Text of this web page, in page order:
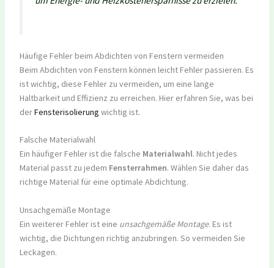
Häufige Fehler beim Abdichten von Fenstern vermeiden
Beim Abdichten von Fenstern können leicht Fehler passieren. Es
ist wichtig, diese Fehler zu vermeiden, um eine lange
Haltbarkeit und Effizienz zu erreichen. Hier erfahren Sie, was bei
derFensterisolierung wichtig ist.
Falsche Materialwahl
Ein häufiger Fehler ist die falsche Materialwahl. Nicht jedes
Material passt zu jedem Fensterrahmen. Wählen Sie daher das
richtige Material für eine optimale Abdichtung.
Unsachgemäße Montage
Ein weiterer Fehler ist eine unsachgemäße Montage. Es ist
wichtig, die Dichtungen richtig anzubringen. So vermeiden Sie
Leckagen.